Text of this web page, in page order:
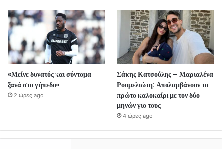
«Μείνε δυνατός και σύντομα
ξανά στο γήπεδο»
2 ώρες ago
Σάκης Κατσούλης – Μαριαλένα
Ρουμελιώτη: Απολαμβάνουν το
πρώτο καλοκαίρι με τον δύο
μηνών γιο τους
4 ώρες ago